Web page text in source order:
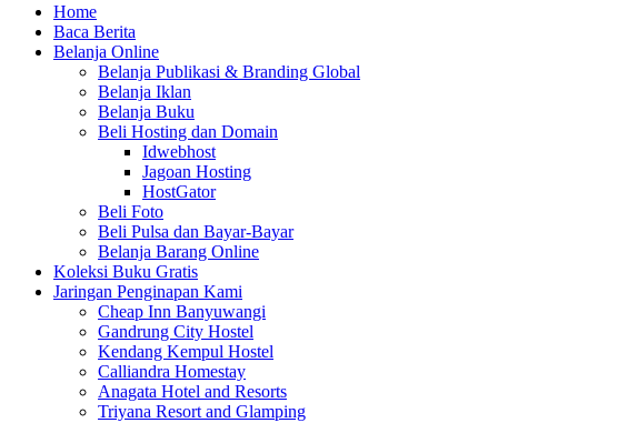
Home
Baca Berita
Belanja Online
Belanja Publikasi & Branding Global
Belanja Iklan
Belanja Buku
Beli Hosting dan Domain
Idwebhost
Jagoan Hosting
HostGator
Beli Foto
Beli Pulsa dan Bayar-Bayar
Belanja Barang Online
Koleksi Buku Gratis
Jaringan Penginapan Kami
Cheap Inn Banyuwangi
Gandrung City Hostel
Kendang Kempul Hostel
Calliandra Homestay
Anagata Hotel and Resorts
Triyana Resort and Glamping